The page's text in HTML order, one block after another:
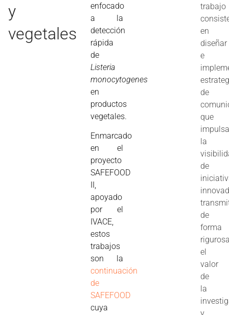
y
vegetales
enfocado
a la
detección
rápida
de
Listeria
monocytogenes
en
productos
vegetales.
Enmarcado
en el
proyecto
SAFEFOOD
II,
apoyado
por el
IVACE,
estos
trabajos
son la
continuación
de
SAFEFOOD
cuya
trabajo
en
diseñar
e
de
que
la
de
de
forma
el
valor
de
la
y